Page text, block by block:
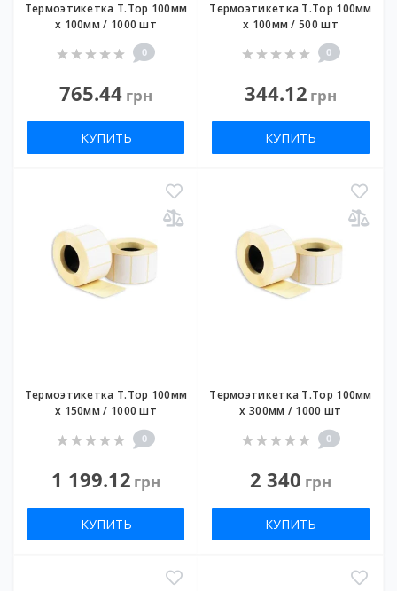
Термоэтикетка T.Top 100мм
х 100мм / 1000 шт
0
765.44 грн
КУПИТЬ
Термоэтикетка T.Top 100мм
х 100мм / 500 шт
0
344.12 грн
КУПИТЬ
Термоэтикетка T.Top 100мм
х 150мм / 1000 шт
0
1 199.12 грн
КУПИТЬ
Термоэтикетка T.Top 100мм
х 300мм / 1000 шт
0
2 340 грн
КУПИТЬ